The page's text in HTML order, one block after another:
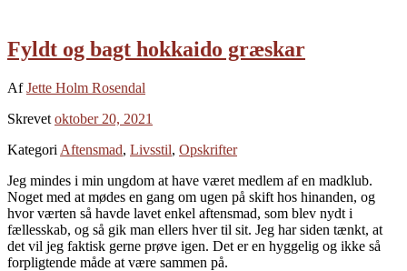
Fyldt og bagt hokkaido græskar
AfJette Holm Rosendal
Skrevet oktober 20, 2021
Kategori Aftensmad, Livsstil, Opskrifter
Jeg mindes i min ungdom at have været medlem af en madklub.
Noget med at mødes en gang om ugen på skift hos hinanden, og
hvor værten så havde lavet enkel aftensmad, som blev nydt i
fællesskab, og så gik man ellers hver til sit. Jeg har siden tænkt, at
det vil jeg faktisk gerne prøve igen. Det er en hyggelig og ikke så
forpligtende måde at være sammen på.